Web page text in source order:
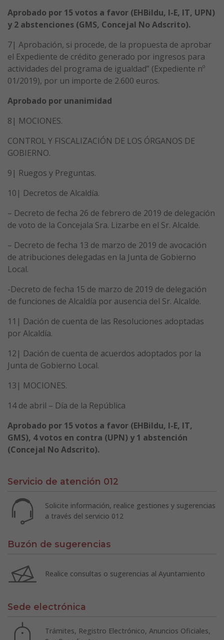
Aprobado por 15 votos a favor (EHBildu, I-E, IT, UPN)
y 2 abstenciones (GMS, Concejal No Adscrito).
7| Aprobación, si procede, de la propuesta de aprobar
el Expediente de crédito generado por ingresos para
actividades del programa de igualdad” (Expediente nº
01/2019), por un importe de 2.600 euros.
Aprobado por unanimidad
8| MOCIONES.
CONTROL Y FISCALIZACIÓN DE LOS ÓRGANOS DE
GOBIERNO.
9| Ruegos y Preguntas.
10| Decretos de Alcaldía.
– Decreto de fecha 26 de febrero de 2019 de delegación
de voto de la Concejala Sra. Lizarbe en el Sr. Alcalde.
– Decreto de fecha 13 de marzo de 2019 de avocación
de atribuciones delegadas en la Junta de Gobierno
Local.
-Decreto de fecha 15 de marzo de 2019 de delegación
de funciones de Alcaldía por ausencia del Sr. Alcalde.
11| Dación de cuenta de las Resoluciones adoptadas
por Alcaldía.
12| Dación de cuenta de acuerdos adoptados por la
Junta de Gobierno Local.
13| MOCIONES.
14 de abril – Día de la República
Aprobado por 15 votos a favor (EHBildu, I-E, IT,
GMS), 4 votos en contra (UPN) y 1 abstención
(Concejal No Adscrito).
Servicio de atención 012
Solicite información, realice gestiones y sugerencias
a través del servicio 012
Buzón de sugerencias
Realice consultas o sugerencias al Ayuntamiento
Sede electrónica
Trámites, Registro Electrónico, Anuncios Oficiales,